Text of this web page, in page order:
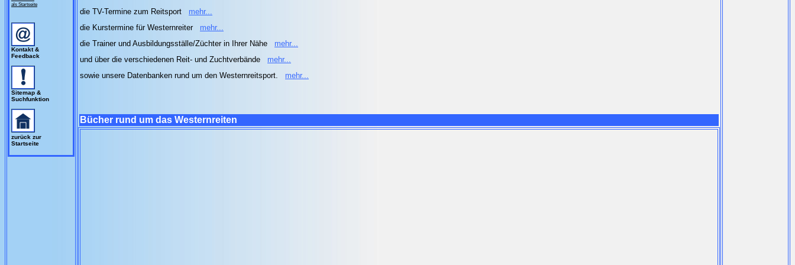
als Startseite
Kontakt &
Feedback
Sitemap &
Suchfunktion
zurück zur
Startseite
die TV-Termine zum Reitsport
mehr...
die Kurstermine für Westernreiter
mehr...
die Trainer und Ausbildungsställe/Züchter in Ihrer Nähe
mehr...
und über die verschiedenen Reit- und Zuchtverbände
mehr...
sowie unsere Datenbanken rund um den Westernreitsport.
mehr...
Bücher rund um das Westernreiten